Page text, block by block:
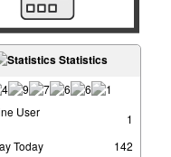
Statistics
User
1
Today
142